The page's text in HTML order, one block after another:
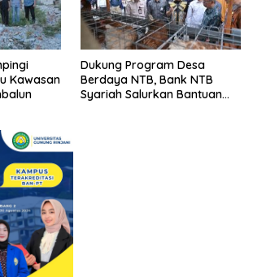
Kawasan
Dukung Program Desa
Berdaya NTB, Bank NTB
Syariah Salurkan Bantuan